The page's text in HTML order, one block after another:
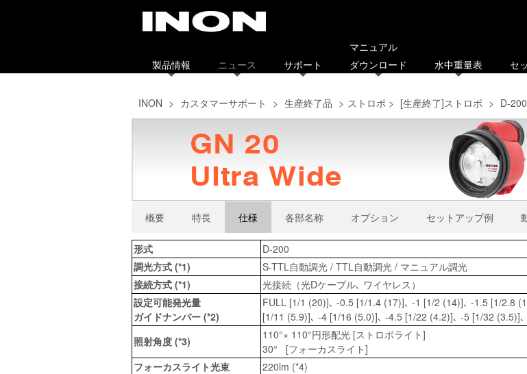
製品情報 ニュース サポート
マニュアル
ダウンロード
水中重量表 セ
INON > カスタマーサポート > 生産終了品 > ストロボ > [生産終了]ストロボ > D-200
概要 特長 仕様 各部名称 オプション セットアップ例
形式
D-200
調光方式 (*1)
S-TTL自動調光 / TTL自動調光 / マニュアル調光
接続方式 (*1)
光接続（光Dケーブル､ ワイヤレス）
設定可能発光量
ガイドナンバー (*2)
FULL [1/1 (20)]､ -0.5 [1/1.4 (17)]､ -1 [1/2 (14)]､ -1.5 [1/2.8
[1/11 (5.9)]､ -4 [1/16 (5.0)]､ -4.5 [1/22 (4.2)]､ -5 [1/32 (3.5)]
照射角度 (*3)
110°× 110°円形配光 [ストロボライト]
30° [フォーカスライト]
フォーカスライト光束
220lm (*4)